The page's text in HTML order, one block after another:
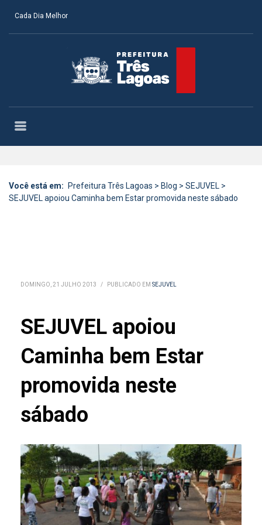
Cada Dia Melhor
Você está em: Prefeitura Três Lagoas > Blog > SEJUVEL >
SEJUVEL apoiou Caminha bem Estar promovida neste sábado
DOMINGO, 21 JULHO 2013 / PUBLICADO EM SEJUVEL
SEJUVEL apoiou
Caminha bem Estar
promovida neste
sábado